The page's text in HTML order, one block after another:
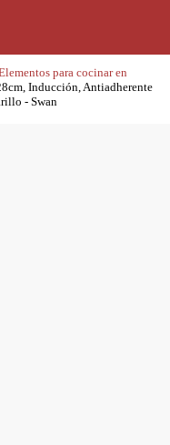
para cocinar en
Inducción, Antiadherente
- Swan